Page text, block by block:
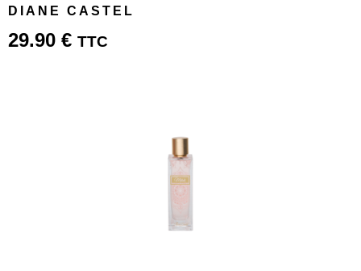
DIANE CASTEL
29.90 € TTC